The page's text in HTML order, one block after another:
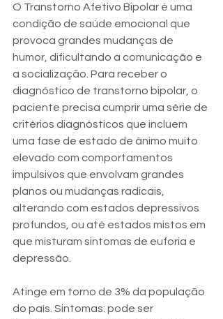
O Transtorno Afetivo Bipolar é uma
condição de saúde emocional que
provoca grandes mudanças de
humor, dificultando a comunicação e
a socialização. Para receber o
diagnóstico de transtorno bipolar, o
paciente precisa cumprir uma série de
critérios diagnósticos que incluem
uma fase de estado de ânimo muito
elevado com comportamentos
impulsivos que envolvam grandes
planos ou mudanças radicais,
alterando com estados depressivos
profundos, ou até estados mistos em
que misturam sintomas de euforia e
depressão.
Atinge em torno de 3% da população
do país. Sintomas: pode ser